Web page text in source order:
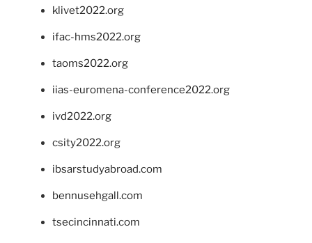
klivet2022.org
ifac-hms2022.org
taoms2022.org
iias-euromena-conference2022.org
ivd2022.org
csity2022.org
ibsarstudyabroad.com
bennusehgall.com
tsecincinnati.com